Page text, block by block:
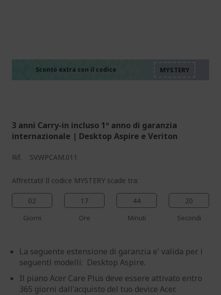
Sconto extra con il codice
3 anni Carry-in incluso 1º anno di garanzia
internazionale | Desktop Aspire e Veriton
Rif. SV.WPCAM.011
Affrettati! Il codice MYSTERY scade tra:
02
Giorni
17
Ore
44
Minuti
19
Secondi
La seguente estensione di garanzia e' valida per i
seguenti modelli: Desktop Aspire.
Il piano Acer Care Plus deve essere attivato entro
365 giorni dall'acquisto del tuo device Acer.